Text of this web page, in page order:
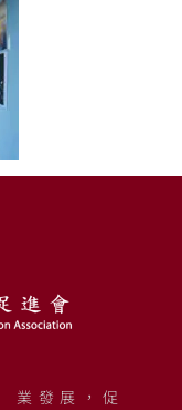
業發展，促